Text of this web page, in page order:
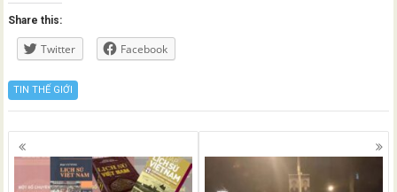
Share this:
Twitter Facebook
TIN THẾ GIỚI
Posts
navigation